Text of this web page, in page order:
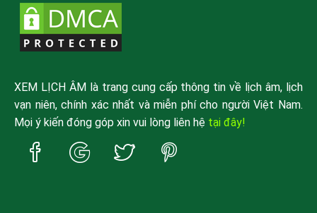
XEM LỊCH ÂM là trang cung cấp thông tin về lịch âm, lịch
vạn niên, chính xác nhất và miễn phí cho người Việt Nam.
Mọi ý kiến đóng góp xin vui lòng liên hệ tại đây!
Trang
Facebook
Trang
Google
Trang
Twitter
Trang
Pinterest